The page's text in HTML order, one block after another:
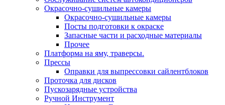
Окрасочно-сушильные камеры
Окрасочно-сушильные камеры
Посты подготовки к окраске
Запасные части и расходные материалы
Прочее
Платформа на яму, траверсы.
Прессы
Оправки для выпрессовки сайлентблоков
Проточка для дисков
Пускозарядные устройства
Ручной Инструмент